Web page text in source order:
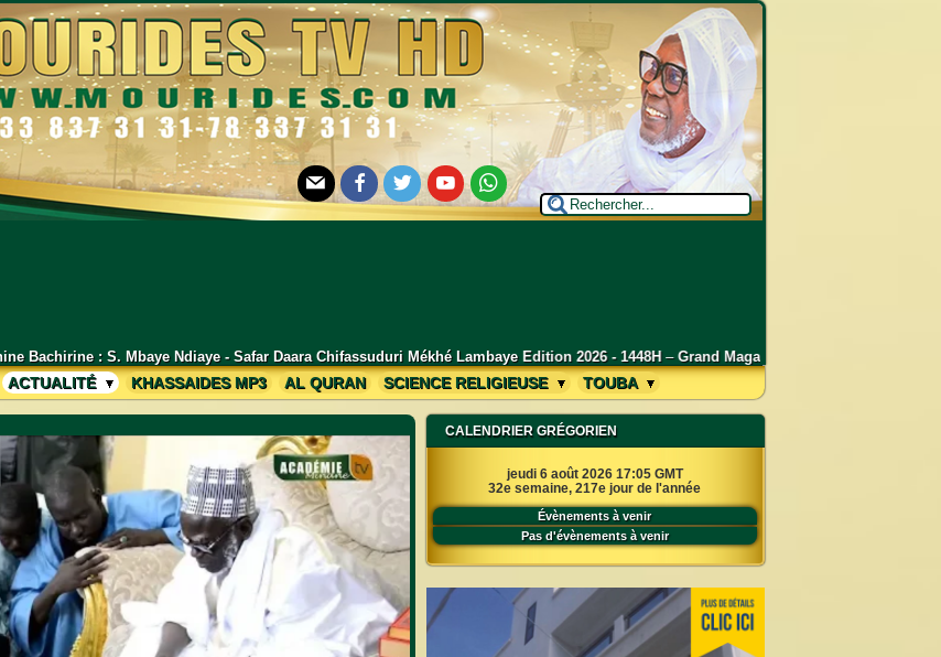
Daara Chifassuduri Mékhé Lambaye Edition 2026 - 1448H –Grand Magal de Touba 2026 : Déclaration de Serigne Mountakha
E-mail FacebookTwitter YoutubeWhatsapp
ACTUALITÉ KHASSAIDES MP3 AL QURAN SCIENCE RELIGIEUSE TOUBA
CALENDRIER GRÉGORIEN
jeudi 6 août 2026 17:05 GMT
32e semaine, 217e jour de l'année
Évènements à venir
Pas d'évènements à venir